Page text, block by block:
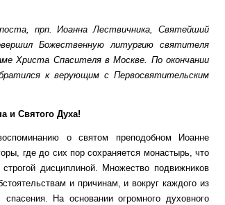
прп. Иоанна Лествичника, Святейший
Божественную литургию святителя
Христа Спасителя в Москве. По окончании
к верующим с Первосвятительским
и Святого Духа!
о святом преподобном Иоанне
где до сих пор сохраняется монастырь, что
дисциплиной. Множество подвижников
и причинам, и вокруг каждого из
На основании огромного духовного